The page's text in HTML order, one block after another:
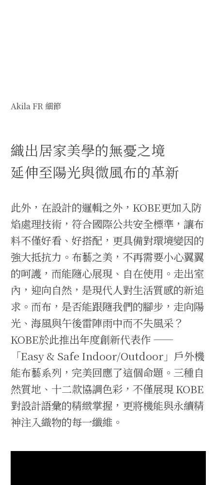
Akila FR 細節
織出居家美學的無憂之境
延伸至陽光與微風布的革新
此外，在設計的邏輯之外，KOBE更加入防
焰處理技術，符合國際公共安全標準，讓布
料不僅好看、好搭配，更具備對環境變因的
強大抵抗力。布藝之美，不再需要小心翼翼
的呵護，而能隨心展現、自在使用。走出室
內，迎向自然，是現代人對生活質感的新追
求。而布，是否能跟隨我們的腳步，走向陽
光、海風與午後雷陣雨中而不失風采？
KOBE於此推出年度創新代表作 ——
「Easy & Safe Indoor/Outdoor」戶外機
能布藝系列，完美回應了這個命題。三種自
然質地、十二款協調色彩，不僅展現 KOBE
對設計語彙的精緻掌握，更將機能與永續精
神注入織物的每一纖維。